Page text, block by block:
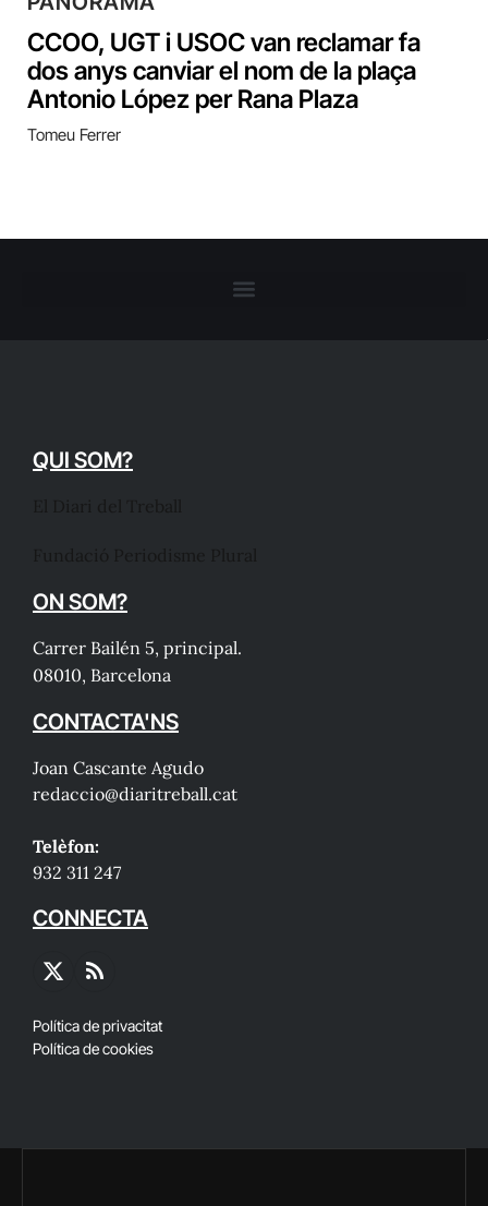
CCOO, UGT i USOC van reclamar fa
dos anys canviar el nom de la plaça
Antonio López per Rana Plaza
Tomeu Ferrer
QUI SOM?
ON SOM?
Carrer Bailén 5, principal.
08010, Barcelona
CONTACTA'NS
Joan Cascante Agudo
redaccio@diaritreball.cat
Telèfon:
932 311 247
CONNECTA
X
RSS
Política de privacitat
Política de cookies